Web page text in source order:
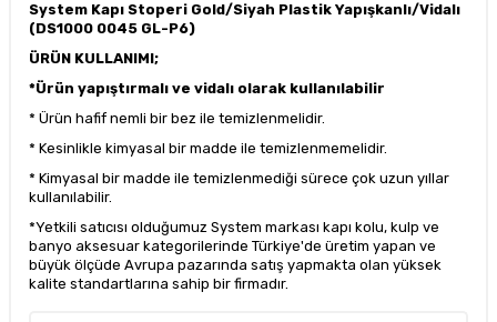
System Kapı Stoperi Gold/Siyah Plastik Yapışkanlı/Vidalı
(DS1000 0045 GL-P6)
ÜRÜN KULLANIMI;
*Ürün yapıştırmalı ve vidalı olarak kullanılabilir
* Ürün hafif nemli bir bez ile temizlenmelidir.
* Kesinlikle kimyasal bir madde ile temizlenmemelidir.
* Kimyasal bir madde ile temizlenmediği sürece çok uzun yıllar
kullanılabilir.
*Yetkili satıcısı olduğumuz System markası kapı kolu, kulp ve
banyo aksesuar kategorilerinde Türkiye'de üretim yapan ve
büyük ölçüde Avrupa pazarında satış yapmakta olan yüksek
kalite standartlarına sahip bir firmadır.